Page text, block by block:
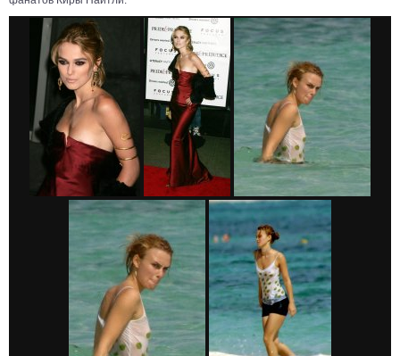
ЛУЧШИЕ ЗАСВЕТЫ
ПОДБОРКИ